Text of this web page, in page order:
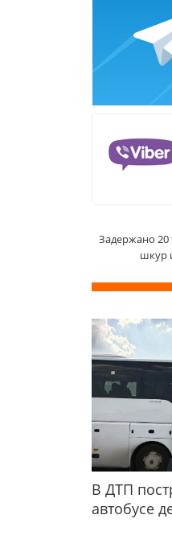
Задержано 20
шкур
В ДТП
автобусе